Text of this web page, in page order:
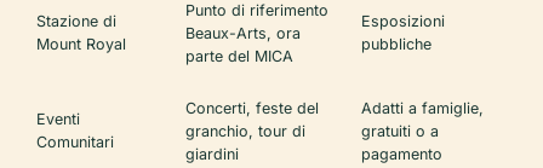
Stazione di
Mount Royal
Punto di riferimento
Beaux-Arts, ora
parte del MICA
Esposizioni
pubbliche
Eventi
Comunitari
Concerti, feste del
granchio, tour di
giardini
Adatti a famiglie,
gratuiti o a
pagamento